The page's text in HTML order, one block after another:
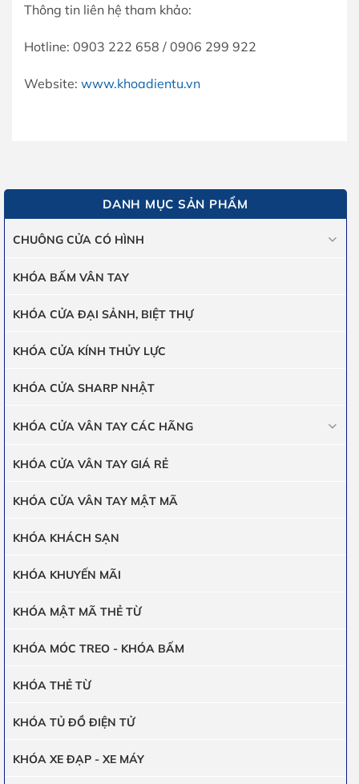
Thông tin liên hệ tham khảo:
Hotline: 0903 222 658 / 0906 299 922
Website: www.khoadientu.vn
DANH MỤC SẢN PHẨM
CHUÔNG CỬA CÓ HÌNH
KHÓA BẤM VÂN TAY
KHÓA CỬA ĐẠI SẢNH, BIỆT THỰ
KHÓA CỬA KÍNH THỦY LỰC
KHÓA CỬA SHARP NHẬT
KHÓA CỬA VÂN TAY CÁC HÃNG
KHÓA CỬA VÂN TAY GIÁ RẺ
KHÓA CỬA VÂN TAY MẬT MÃ
KHÓA KHÁCH SẠN
KHÓA KHUYẾN MÃI
KHÓA MẬT MÃ THẺ TỪ
KHÓA MÓC TREO - KHÓA BẤM
KHÓA THẺ TỪ
KHÓA TỦ ĐỒ ĐIỆN TỬ
KHÓA XE ĐẠP - XE MÁY